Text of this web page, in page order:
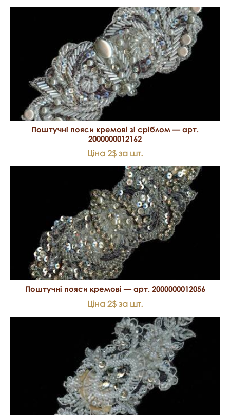
Поштучні пояси кремові зі сріблом — арт.
2000000012162
Ціна 2$ за шт.
Поштучні пояси кремові — арт. 2000000012056
Ціна 2$ за шт.